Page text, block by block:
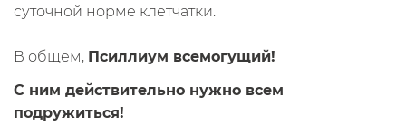
суточной норме клетчатки.
В общем, Псиллиум всемогущий!
С ним действительно нужно всем
подружиться!